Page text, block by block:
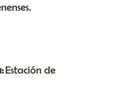
Estación de